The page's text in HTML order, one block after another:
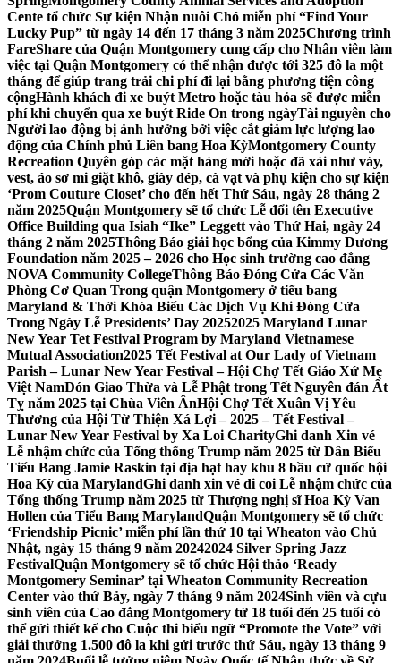
Cente tổ chức Sự kiện Nhận nuôi Chó miễn phí “Find Your
Lucky Pup” từ ngày 14 đến 17 tháng 3 năm 2025Chương trình
FareShare của Quận Montgomery cung cấp cho Nhân viên làm
việc tại Quận Montgomery có thể nhận được tới 325 đô la một
tháng để giúp trang trải chi phí đi lại bằng phương tiện công
cộngHành khách đi xe buýt Metro hoặc tàu hỏa sẽ được miễn
phí khi chuyển qua xe buýt Ride On trong ngàyTài nguyên cho
Người lao động bị ảnh hưởng bởi việc cắt giảm lực lượng lao
động của Chính phủ Liên bang Hoa KỳMontgomery County
Recreation Quyên góp các mặt hàng mới hoặc đã xài như váy,
vest, áo sơ mi giặt khô, giày dép, cà vạt và phụ kiện cho sự kiện
‘Prom Couture Closet’ cho đến hết Thứ Sáu, ngày 28 tháng 2
năm 2025Quận Montgomery sẽ tổ chức Lễ đổi tên Executive
Office Building qua Isiah “Ike” Leggett vào Thứ Hai, ngày 24
tháng 2 năm 2025Thông Báo giải học bổng của Kimmy Dương
Foundation năm 2025 – 2026 cho Học sinh trường cao đẳng
NOVA Community CollegeThông Báo Đóng Cửa Các Văn
Phòng Cơ Quan Trong quận Montgomery ở tiểu bang
Maryland & Thời Khóa Biểu Các Dịch Vụ Khi Đóng Cửa
Trong Ngày Lễ Presidents’ Day 20252025 Maryland Lunar
New Year Tet Festival Program by Maryland Vietnamese
Mutual Association2025 Tết Festival at Our Lady of Vietnam
Parish – Lunar New Year Festival – Hội Chợ Tết Giáo Xứ Mẹ
Việt NamĐón Giao Thừa và Lễ Phật trong Tết Nguyên đán Ất
Tỵ năm 2025 tại Chùa Viên ÂnHội Chợ Tết Xuân Vị Yêu
Thương của Hội Từ Thiện Xá Lợi – 2025 – Tết Festival –
Lunar New Year Festival by Xa Loi CharityGhi danh Xin vé
Lễ nhậm chức của Tổng thống Trump năm 2025 từ Dân Biểu
Tiểu Bang Jamie Raskin tại địa hạt hay khu 8 bầu cử quốc hội
Hoa Kỳ của MarylandGhi danh xin vé đi coi Lễ nhậm chức của
Tổng thống Trump năm 2025 từ Thượng nghị sĩ Hoa Kỳ Van
Hollen của Tiểu Bang MarylandQuận Montgomery sẽ tổ chức
‘Friendship Picnic’ miễn phí lần thứ 10 tại Wheaton vào Chủ
Nhật, ngày 15 tháng 9 năm 20242024 Silver Spring Jazz
FestivalQuận Montgomery sẽ tổ chức Hội thảo ‘Ready
Montgomery Seminar’ tại Wheaton Community Recreation
Center vào thứ Bảy, ngày 7 tháng 9 năm 2024Sinh viên và cựu
sinh viên của Cao đẳng Montgomery từ 18 tuổi đến 25 tuổi có
thể gửi thiết kế cho Cuộc thi biểu ngữ “Promote the Vote” với
giải thưởng 1.500 đô la khi gửi trước thứ Sáu, ngày 13 tháng 9